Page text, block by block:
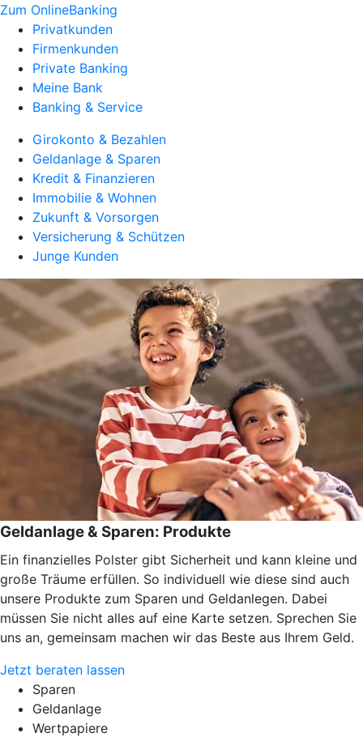
Zum OnlineBanking
Privatkunden
Firmenkunden
Private Banking
Meine Bank
Banking & Service
Girokonto & Bezahlen
Geldanlage & Sparen
Kredit & Finanzieren
Immobilie & Wohnen
Zukunft & Vorsorgen
Versicherung & Schützen
Junge Kunden
Geldanlage & Sparen: Produkte
Ein finanzielles Polster gibt Sicherheit und kann kleine und
große Träume erfüllen. So individuell wie diese sind auch
unsere Produkte zum Sparen und Geldanlegen. Dabei
müssen Sie nicht alles auf eine Karte setzen. Sprechen Sie
uns an, gemeinsam machen wir das Beste aus Ihrem Geld.
Jetzt beraten lassen
Sparen
Geldanlage
Wertpapiere